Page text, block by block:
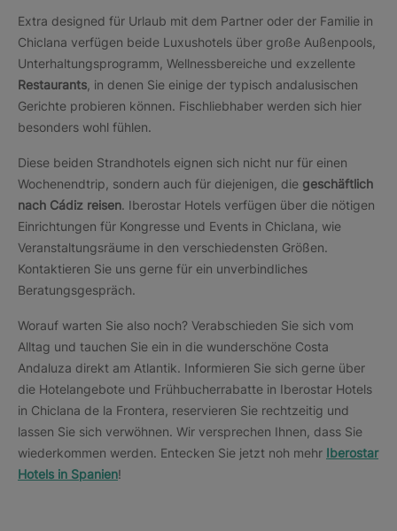
Extra designed für Urlaub mit dem Partner oder der Familie in
Chiclana verfügen beide Luxushotels über große Außenpools,
Unterhaltungsprogramm, Wellnessbereiche und exzellente
Restaurants , in denen Sie einige der typisch andalusischen
Gerichte probieren können. Fischliebhaber werden sich hier
besonders wohl fühlen.
Diese beiden Strandhotels eignen sich nicht nur für einen
Wochenendtrip, sondern auch für diejenigen, die geschäftlich
nach Cádiz reisen. Iberostar Hotels verfügen über die nötigen
Einrichtungen für Kongresse und Events in Chiclana, wie
Veranstaltungsräume in den verschiedensten Größen.
Kontaktieren Sie uns gerne für ein unverbindliches
Beratungsgespräch.
Worauf warten Sie also noch? Verabschieden Sie sich vom
Alltag und tauchen Sie ein in die wunderschöne Costa
Andaluza direkt am Atlantik. Informieren Sie sich gerne über
die Hotelangebote und Frühbucherrabatte in Iberostar Hotels
in Chiclana de la Frontera, reservieren Sie rechtzeitig und
lassen Sie sich verwöhnen. Wir versprechen Ihnen, dass Sie
wiederkommen werden. Entecken Sie jetzt noh mehr Iberostar
Hotels in Spanien!